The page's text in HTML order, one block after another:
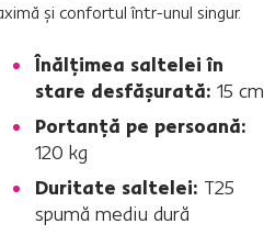
şi confortul într-unul singur.
Înălţimea saltelei în
stare desfăşurată: 15 cm
Portanţă pe persoană:
120 kg
Duritate saltelei: T25
spumă mediu dură